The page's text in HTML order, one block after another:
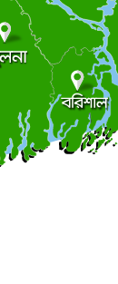
নদীর মুখ খনন
২ জনের